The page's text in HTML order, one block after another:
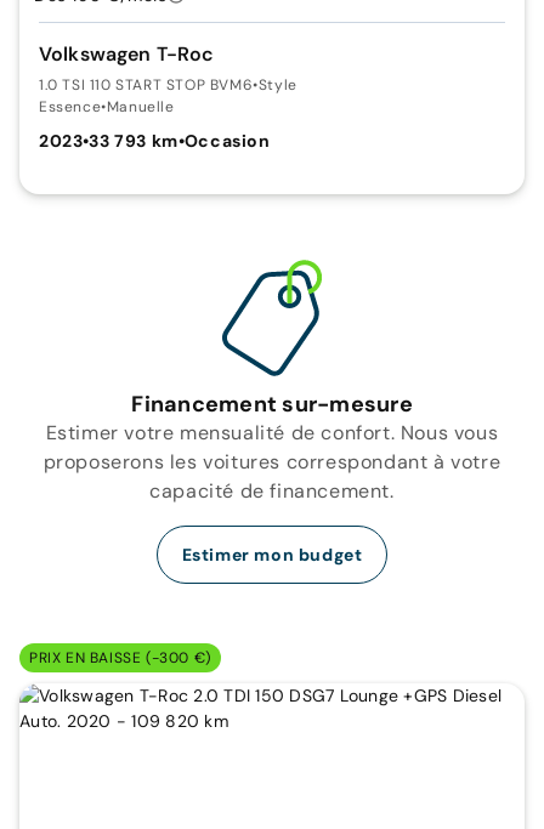
Volkswagen T-Roc
1.0 TSI 110 START STOP BVM6•Style
Essence•Manuelle
2023•33 793 km•Occasion
Financement sur-mesure
Estimer votre mensualité de confort. Nous vous
proposerons les voitures correspondant à votre
capacité de financement.
Estimer mon budget
PRIX EN BAISSE (-300 €)